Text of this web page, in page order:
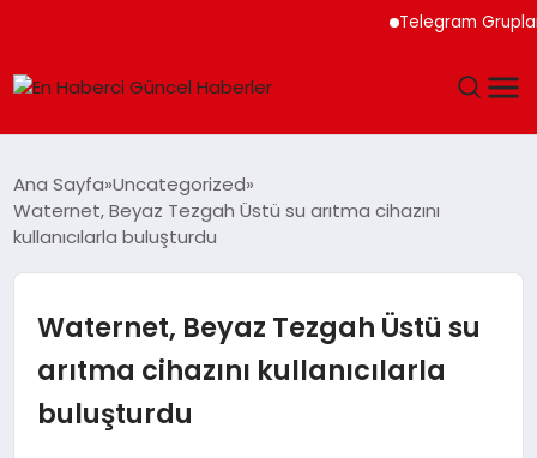
Telegram Grupları
SPOR
MAGAZIN
Ana Sayfa Uncategorized
Waternet, Beyaz Tezgah Üstü su arıtma cihazını
kullanıcılarla buluşturdu
Waternet, Beyaz Tezgah Üstü su
arıtma cihazını kullanıcılarla
buluşturdu